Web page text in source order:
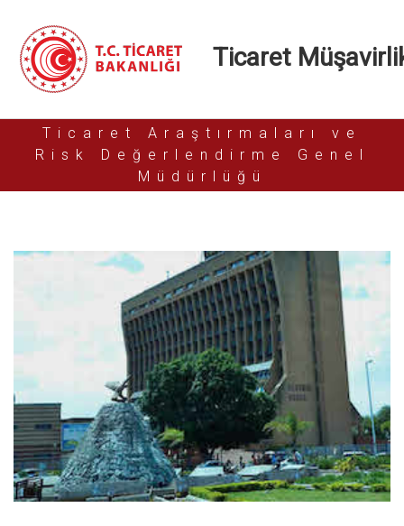
Ticaret
Ticaret Araştırmaları ve
Risk Değerlendirme Genel
Müdürlüğü